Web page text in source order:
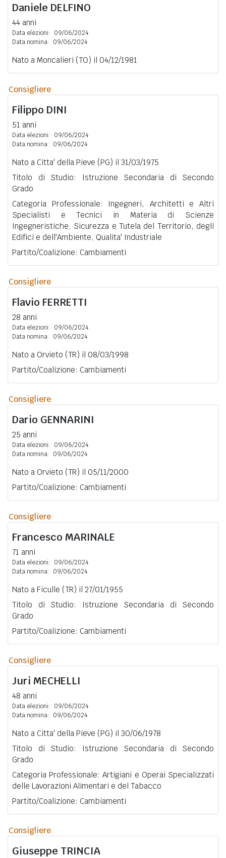
Daniele DELFINO
44 anni
Data elezioni:
09/06/2024
Data nomina:
09/06/2024
Nato a Moncalieri (TO) il 04/12/1981
Consigliere
Filippo DINI
51 anni
Data elezioni:
09/06/2024
Data nomina:
09/06/2024
Nato a Citta' della Pieve (PG) il 31/03/1975
Titolo di Studio: Istruzione Secondaria di Secondo
Grado
Categoria Professionale: Ingegneri, Architetti e Altri
Specialisti e Tecnici in Materia di Scienze
Ingegneristiche, Sicurezza e Tutela del Territorio, degli
Edifici e dell'Ambiente, Qualita' Industriale
Partito/Coalizione: Cambiamenti
Consigliere
Flavio FERRETTI
28 anni
Data elezioni:
09/06/2024
Data nomina:
09/06/2024
Nato a Orvieto (TR) il 08/03/1998
Partito/Coalizione: Cambiamenti
Consigliere
Dario GENNARINI
25 anni
Data elezioni:
09/06/2024
Data nomina:
09/06/2024
Nato a Orvieto (TR) il 05/11/2000
Partito/Coalizione: Cambiamenti
Consigliere
Francesco MARINALE
71 anni
Data elezioni:
09/06/2024
Data nomina:
09/06/2024
Nato a Ficulle (TR) il 27/01/1955
Titolo di Studio: Istruzione Secondaria di Secondo
Grado
Partito/Coalizione: Cambiamenti
Consigliere
Juri MECHELLI
48 anni
Data elezioni:
09/06/2024
Data nomina:
09/06/2024
Nato a Citta' della Pieve (PG) il 30/06/1978
Titolo di Studio: Istruzione Secondaria di Secondo
Grado
Categoria Professionale: Artigiani e Operai Specializzati
delle Lavorazioni Alimentari e del Tabacco
Partito/Coalizione: Cambiamenti
Consigliere
Giuseppe TRINCIA